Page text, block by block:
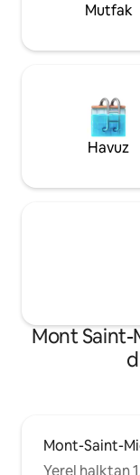
Mutfak
Havuz
Mont Saint-
Mont-Saint-
Yerel halktan